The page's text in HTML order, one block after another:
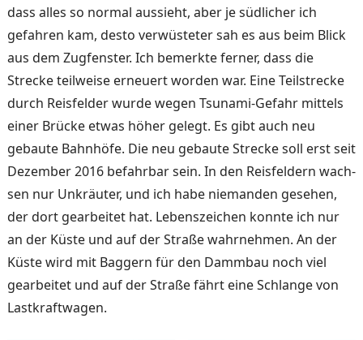
dass alles so normal aussieht, aber je südlicher ich
gefahren kam, desto verwüsteter sah es aus beim Blick
aus dem Zug­fenster. Ich bemerkte ferner, dass die
Strecke teilweise er­neuert worden war. Eine Teilstrecke
durch Reisfelder wurde wegen Tsunami-Gefahr mittels
einer Brücke etwas höher gelegt. Es gibt auch neu
gebaute Bahnhöfe. Die neu gebaute Strecke soll erst seit
Dezember 2016 befahrbar sein. In den Reisfeldern wach­
sen nur Unkräuter, und ich habe niemanden gesehen,
der dort gearbeitet hat. Lebenszei­chen konnte ich nur
an der Küste und auf der Straße wahr­nehmen. An der
Küste wird mit Baggern für den Damm­bau noch viel
gearbeitet und auf der Straße fährt eine Schlange von
Lastkraftwagen.